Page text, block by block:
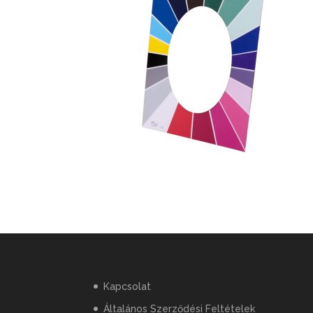
Kapcsolat
Általános Szerződési Feltételek